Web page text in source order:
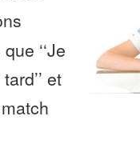
‘‘Je
et